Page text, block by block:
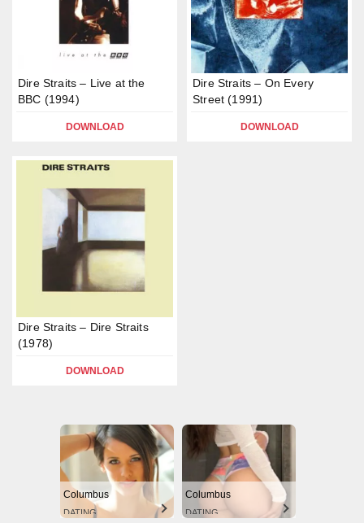
Dire Straits – Live at the
BBC (1994)
DOWNLOAD
Dire Straits – On Every
Street (1991)
DOWNLOAD
Dire Straits – Dire Straits
(1978)
DOWNLOAD
Columbus
DATING
Columbus
DATING